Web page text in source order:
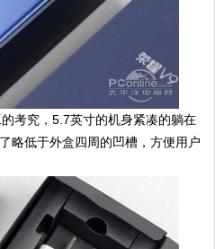
考究，5.7英寸的机身紧凑的躺在
略低于外盒四周的凹槽，方便用户